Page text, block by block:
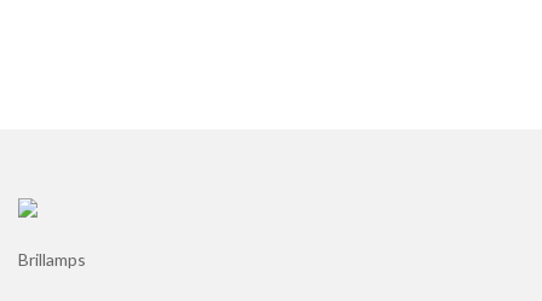
Brillamps